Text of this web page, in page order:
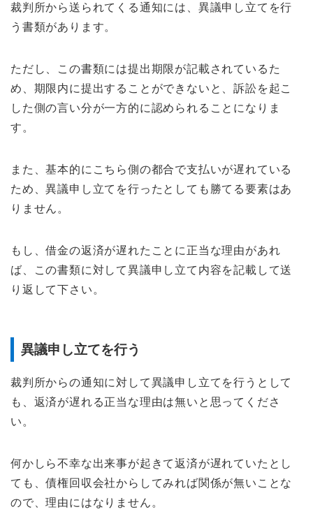
裁判所から送られてくる通知には、異議申し立てを行
う書類があります。
ただし、この書類には提出期限が記載されているた
め、期限内に提出することができないと、訴訟を起こ
した側の言い分が一方的に認められることになりま
す。
また、基本的にこちら側の都合で支払いが遅れている
ため、異議申し立てを行ったとしても勝てる要素はあ
りません。
もし、借金の返済が遅れたことに正当な理由があれ
ば、この書類に対して異議申し立て内容を記載して送
り返して下さい。
異議申し立てを行う
裁判所からの通知に対して異議申し立てを行うとして
も、返済が遅れる正当な理由は無いと思ってくださ
い。
何かしら不幸な出来事が起きて返済が遅れていたとし
ても、債権回収会社からしてみれば関係が無いことな
ので、理由にはなりません。